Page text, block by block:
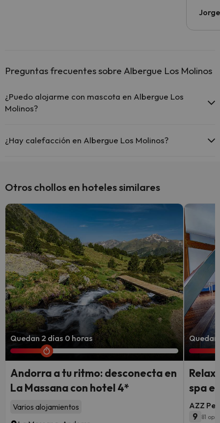
Preguntas frecuentes sobre Albergue Los Molinos
¿Puedo alojarme con mascota en Albergue Los
Molinos?
¿Hay calefacción en Albergue Los Molinos?
Otros chollos en hoteles similares
Quedan 2 días 0 horas
Andorra a tu ritmo: desconecta en
La Massana con hotel 4*
Varios alojamientos
Quedan
Relax
spa
AZZ
9 81